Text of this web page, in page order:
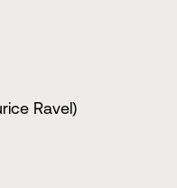
Ravel)